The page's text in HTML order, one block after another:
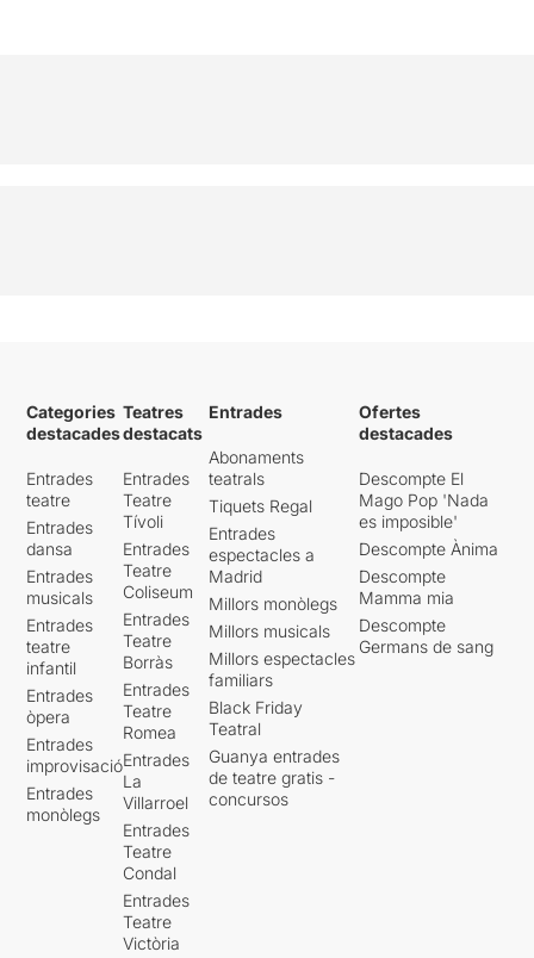
Categories
destacades
Entrades
teatre
Entrades
dansa
Entrades
musicals
Entrades
teatre
infantil
Entrades
òpera
Entrades
improvisació
Entrades
monòlegs
Teatres
destacats
Entrades
Teatre
Tívoli
Entrades
Teatre
Coliseum
Entrades
Teatre
Borràs
Entrades
Teatre
Romea
Entrades
La
Villarroel
Entrades
Teatre
Condal
Entrades
Teatre
Victòria
Entrades
Abonaments
teatrals
Tiquets Regal
Entrades
espectacles a
Madrid
Millors monòlegs
Millors musicals
Millors espectacles
familiars
Black Friday
Teatral
Guanya entrades
de teatre gratis -
concursos
Ofertes
destacades
Descompte El
Mago Pop 'Nada
es imposible'
Descompte Ànima
Descompte
Mamma mia
Descompte
Germans de sang